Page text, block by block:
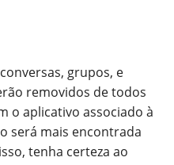
grupos, e
removidos de todos
o aplicativo associado à
será mais encontrada
tenha certeza ao